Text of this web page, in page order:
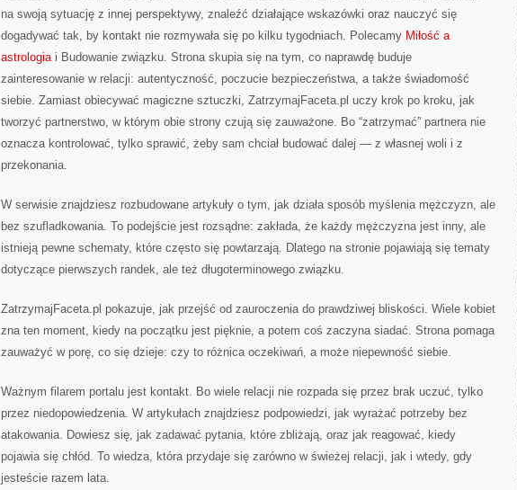
na swoją sytuację z innej perspektywy, znaleźć działające wskazówki oraz nauczyć się
dogadywać tak, by kontakt nie rozmywała się po kilku tygodniach. Polecamy Miłość a
astrologiai Budowanie związku. Strona skupia się na tym, co naprawdę buduje
zainteresowanie w relacji: autentyczność, poczucie bezpieczeństwa, a także świadomość
siebie. Zamiast obiecywać magiczne sztuczki, ZatrzymajFaceta.pl uczy krok po kroku, jak
tworzyć partnerstwo, w którym obie strony czują się zauważone. Bo “zatrzymać” partnera nie
oznacza kontrolować, tylko sprawić, żeby sam chciał budować dalej — z własnej woli i z
przekonania.
W serwisie znajdziesz rozbudowane artykuły o tym, jak działa sposób myślenia mężczyzn, ale
bez szufladkowania. To podejście jest rozsądne: zakłada, że każdy mężczyzna jest inny, ale
istnieją pewne schematy, które często się powtarzają. Dlatego na stronie pojawiają się tematy
dotyczące pierwszych randek, ale też długoterminowego związku.
ZatrzymajFaceta.pl pokazuje, jak przejść od zauroczenia do prawdziwej bliskości. Wiele kobiet
zna ten moment, kiedy na początku jest pięknie, a potem coś zaczyna siadać. Strona pomaga
zauważyć w porę, co się dzieje: czy to różnica oczekiwań, a może niepewność siebie.
Ważnym filarem portalu jest kontakt. Bo wiele relacji nie rozpada się przez brak uczuć, tylko
przez niedopowiedzenia. W artykułach znajdziesz podpowiedzi, jak wyrażać potrzeby bez
atakowania. Dowiesz się, jak zadawać pytania, które zbliżają, oraz jak reagować, kiedy
pojawia się chłód. To wiedza, która przydaje się zarówno w świeżej relacji, jak i wtedy, gdy
jesteście razem lata.